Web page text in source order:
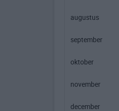
augustus
september
oktober
november
december